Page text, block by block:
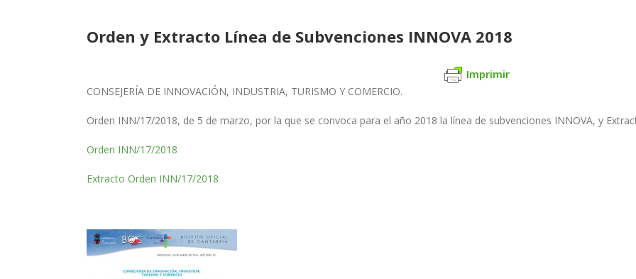
Orden y Extracto Línea de Subvenciones INNOVA 2018
Imprimir
CONSEJERÍA DE INNOVACIÓN, INDUSTRIA, TURISMO Y COMERCIO.
Orden INN/17/2018, de 5 de marzo, por la que se convoca para el año 2018 la línea de subvenciones INNOVA, y
Orden INN/17/2018
Extracto Orden INN/17/2018